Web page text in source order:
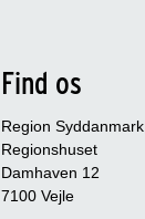
Find os
Region Syddanmark,
Regionshuset
Damhaven 12
7100 Vejle